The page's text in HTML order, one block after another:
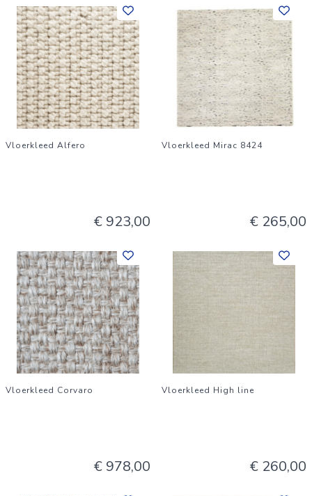
Vloerkleed Alfero
€ 923,00
Vloerkleed Mirac 8424
€ 265,00
Vloerkleed Corvaro
€ 978,00
Vloerkleed High line
€ 260,00